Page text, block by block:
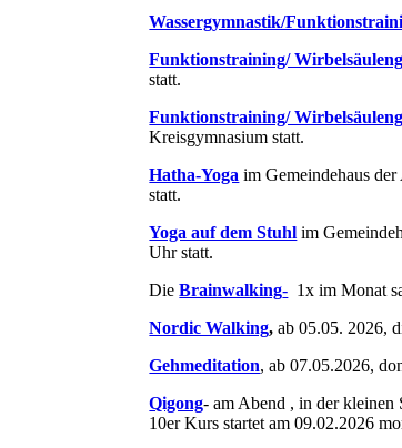
Wassergymnastik/
Funktionstraining/
statt.
Funktionstraining/
Kreisgymnasium statt.
Hatha-Yoga im Gemeindehaus
statt.
Yoga auf dem Stuhl im
Uhr statt.
DieBrainwalking- 1x im Monat
Nordic Walking, ab 05.05. 2026,
Gehmeditation, ab 07.05.2026,
Qigong- am Abend , in der kleinen
10er Kurs startet am 09.02.2026